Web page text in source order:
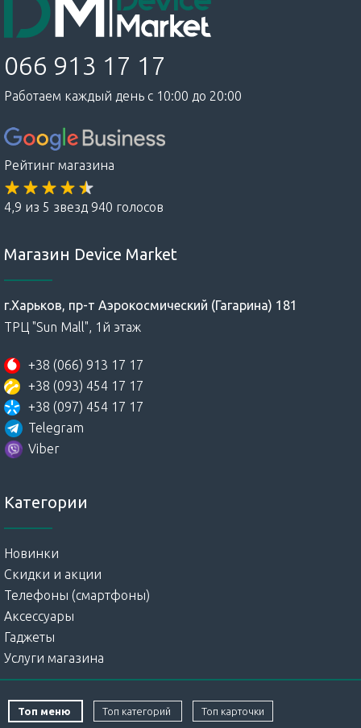
066 913 17 17
Работаем каждый день с 10:00 до 20:00
Рейтинг магазина
4,9 из 5 звезд 940 голосов
Магазин Device Market
г.Харьков, пр-т Аэрокосмический (Гагарина) 181
ТРЦ "Sun Mall", 1й этаж
+38 (066) 913 17 17
+38 (093) 454 17 17
+38 (097) 454 17 17
Telegram
Viber
Категории
Новинки
Скидки и акции
Телефоны (смартфоны)
Аксессуары
Гаджеты
Услуги магазина
Топ меню Топ категорий Топ карточки